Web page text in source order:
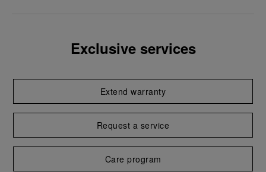
Exclusive services
Extend warranty
Request a service
Care program